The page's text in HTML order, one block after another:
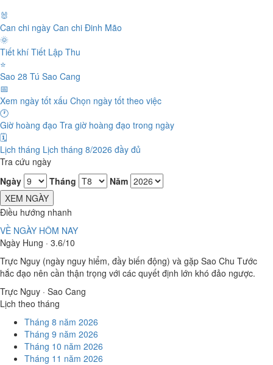
🐰
Can chi ngày Can chi Đinh Mão
🌞
Tiết khí Tiết Lập Thu
⭐
Sao 28 Tú Sao Cang
📅
Xem ngày tốt xấu Chọn ngày tốt theo việc
🕐
Giờ hoàng đạo Tra giờ hoàng đạo trong ngày
🗓️
Lịch tháng Lịch tháng 8/2026 đầy đủ
Tra cứu ngày
Ngày
Tháng
Năm
XEM NGÀY
Điều hướng nhanh
VỀ NGÀY HÔM NAY
Ngày Hung · 3.6/10
Trực Nguy (ngày nguy hiểm, đầy biến động) và gặp Sao Chu Tước
hắc đạo nên cần thận trọng với các quyết định lớn khó đảo ngược.
Trực Nguy · Sao Cang
Lịch theo tháng
Tháng 8 năm 2026
Tháng 9 năm 2026
Tháng 10 năm 2026
Tháng 11 năm 2026